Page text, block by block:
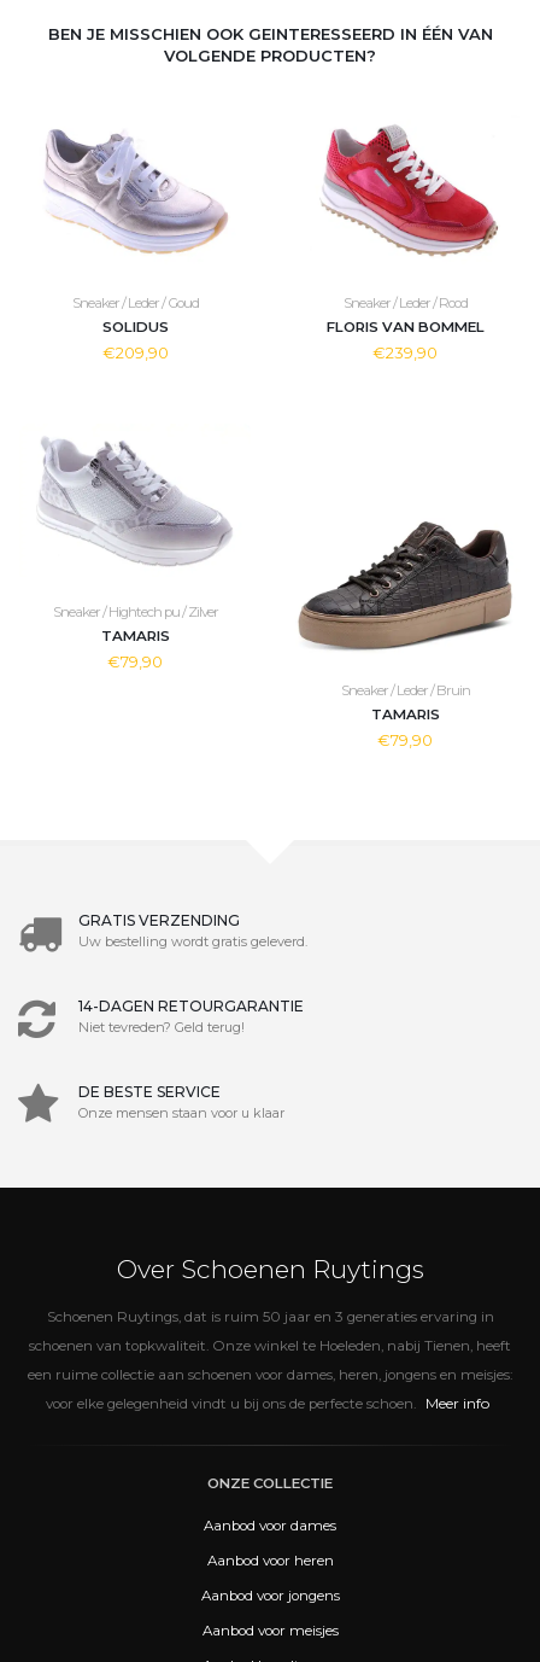
BEN JE MISSCHIEN OOK GEINTERESSEERD IN ÉÉN VAN
VOLGENDE PRODUCTEN?
Sneaker / Leder / Goud
SOLIDUS
€209,90
Sneaker / Leder / Rood
FLORIS VAN BOMMEL
€239,90
Sneaker / Hightech pu / Zilver
TAMARIS
€79,90
Sneaker / Leder / Bruin
TAMARIS
€79,90
GRATIS VERZENDING
Uw bestelling wordt gratis geleverd.
14-DAGEN RETOURGARANTIE
Niet tevreden? Geld terug!
DE BESTE SERVICE
Onze mensen staan voor u klaar
Over Schoenen Ruytings
Schoenen Ruytings, dat is ruim 50 jaar en 3 generaties ervaring in
schoenen van topkwaliteit. Onze winkel te Hoeleden, nabij Tienen, heeft
een ruime collectie aan schoenen voor dames, heren, jongens en meisjes:
voor elke gelegenheid vindt u bij ons de perfecte schoen.
Meer info
ONZE COLLECTIE
Aanbod voor dames
Aanbod voor heren
Aanbod voor jongens
Aanbod voor meisjes